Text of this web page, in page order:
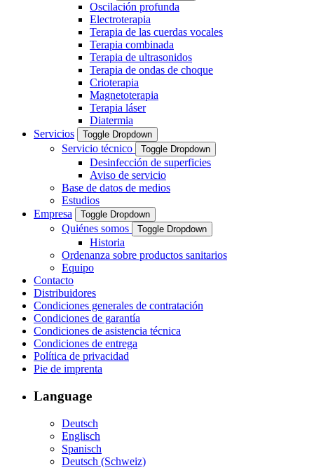
Oscilación profunda
Electroterapia
Terapia de las cuerdas vocales
Terapia combinada
Terapia de ultrasonidos
Terapia de ondas de choque
Crioterapia
Magnetoterapia
Terapia láser
Diatermia
Servicios
Toggle Dropdown
Servicio técnico Toggle Dropdown
Desinfección de superficies
Aviso de servicio
Base de datos de medios
Estudios
Empresa
Toggle Dropdown
Quiénes somos Toggle Dropdown
Historia
Ordenanza sobre productos sanitarios
Equipo
Contacto
Distribuidores
Condiciones generales de contratación
Condiciones de garantía
Condiciones de asistencia técnica
Condiciones de entrega
Política de privacidad
Pie de imprenta
Language
Deutsch
Englisch
Spanisch
Deutsch (Schweiz)